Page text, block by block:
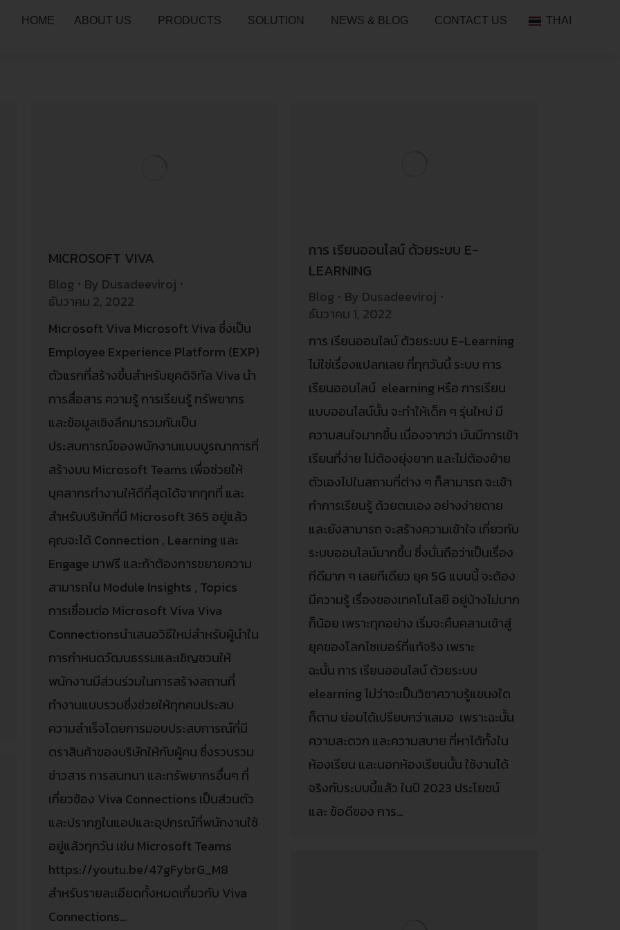
HOME ABOUT US PRODUCTS SOLUTION NEWS & BLOG CONTACT US THAI
MICROSOFT VIVA
Blog By Dusadeeviroj
ธันวาคม 2, 2022
Microsoft Viva Microsoft Viva ซึ่งเป็น
Employee Experience Platform (EXP)
ตัวแรกที่สร้างขึ้นสำหรับยุคดิจิทัล Viva นำ
การสื่อสาร ความรู้ การเรียนรู้ ทรัพยากร
และข้อมูลเชิงลึกมารวมกันเป็น
ประสบการณ์ของพนักงานแบบบูรณาการที่
สร้างบน Microsoft Teams เพื่อช่วยให้
บุคลากรทำงานให้ดีที่สุดได้จากทุกที่ และ
สำหรับบริษัทที่มี Microsoft 365 อยู่แล้ว
คุณจะได้ Connection , Learning และ
Engage มาฟรี และถ้าต้องการขยายความ
สามารถใน Module Insights , Topics
การเชื่อมต่อ Microsoft Viva Viva
Connectionsนำเสนอวิธีใหม่สำหรับผู้นำใน
การกำหนดวัฒนธรรมและเชิญชวนให้
พนักงานมีส่วนร่วมในการสร้างสถานที่
ทำงานแบบรวมซึ่งช่วยให้ทุกคนประสบ
ความสำเร็จโดยการมอบประสบการณ์ที่มี
ตราสินค้าของบริษัทให้กับผู้คน ซึ่งรวบรวม
ข่าวสาร การสนทนา และทรัพยากรอื่นๆ ที่
เกี่ยวข้อง Viva Connections เป็นส่วนตัว
และปรากฏในแอปและอุปกรณ์ที่พนักงานใช้
อยู่แล้วทุกวัน เช่น Microsoft Teams
https://youtu.be/47gFybrG_M8
สำหรับรายละเอียดทั้งหมดเกี่ยวกับ Viva
Connections…
การ เรียนออนไลน์ ด้วยระบบ E-
LEARNING
Blog By Dusadeeviroj
ธันวาคม 1, 2022
การ เรียนออนไลน์ ด้วยระบบ E-Learning
ไม่ใช่เรื่องแปลกเลย ที่ทุกวันนี้ ระบบ การ
เรียนออนไลน์ elearning หรือ การเรียน
แบบออนไลน์นั้น จะทำให้เด็ก ๆ รุ่นใหม่ มี
ความสนใจมากขึ้น เนื่องจากว่า มันมีการเข้า
เรียนที่ง่าย ไม่ต้องยุ่งยาก และไม่ต้องย้าย
ตัวเองไปในสถานที่ต่าง ๆ ก็สามารถ จะเข้า
ทำการเรียนรู้ ด้วยตนเอง อย่างง่ายดาย
และยังสามารถ จะสร้างความเข้าใจ เกี่ยวกับ
ระบบออนไลน์มากขึ้น ซึ่งนั่นถือว่าเป็นเรื่อง
ทีดีมาก ๆ เลยทีเดียว ยุค 5G แบบนี้ จะต้อง
มีความรู้ เรื่องของเทคโนโลยี อยู่บ้างไม่มาก
ก็น้อย เพราะทุกอย่าง เริ่มจะคืบคลานเข้าสู่
ยุคของโลกไซเบอร์ที่แท้จริง เพราะ
ฉะนั้น การ เรียนออนไลน์ ด้วยระบบ
elearning ไม่ว่าจะเป็นวิชาความรู้แขนงใด
ก็ตาม ย่อมได้เปรียบกว่าเสมอ เพราะฉะนั้น
ความสะดวก และความสบาย ที่หาได้ทั้งใน
ห้องเรียน และนอกห้องเรียนนั้น ใช้งานได้
จริงกับระบบนี้แล้ว ในปี 2023 ประโยชน์
และ ข้อดีของ การ…